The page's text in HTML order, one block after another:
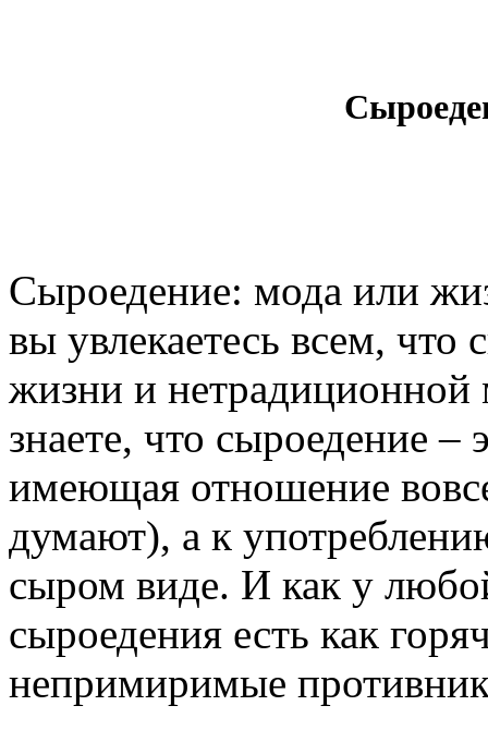
Сыроедение: мода или
вы увлекаетесь всем, что
жизни и нетрадиционной
знаете, что сыроедение –
имеющая отношение
думают), а к
сыром виде. И как у
сыроедения есть как
непримиримые